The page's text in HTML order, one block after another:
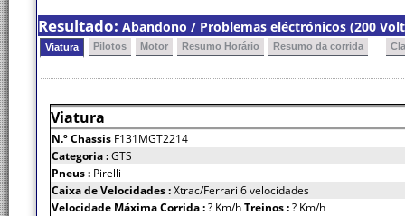
Resultado: Abandono / Problemas eléctrónicos (200
Viatura Pilotos Motor Resumo Horário Resumo da corrida
Viatura
N.º Chassis F131MGT2214
Categoria :GTS
Pneus : Pirelli
Caixa de Velocidades :Xtrac/Ferrari 6 velocidades
Velocidade Máxima Corrida :? Km/hTreinos :? Km/h